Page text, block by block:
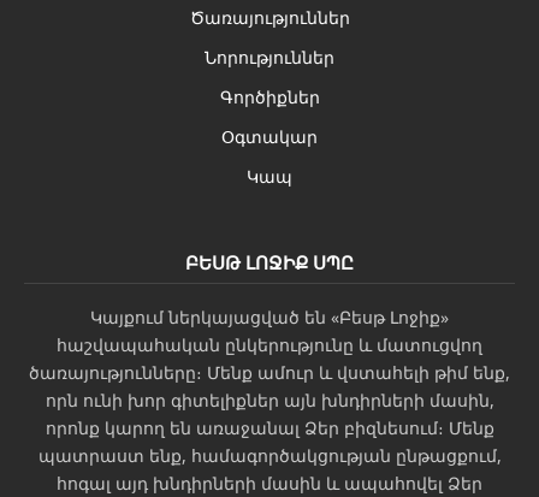
Ծառայություններ
Նորություններ
Գործիքներ
Օգտակար
Կապ
ԲԵՍԹ ԼՈՋԻՔ ՍՊԸ
Կայքում ներկայացված են «Բեսթ Լոջիք»
հաշվապահական ընկերությունը և մատուցվող
ծառայությունները։ Մենք ամուր և վստահելի թիմ ենք,
որն ունի խոր գիտելիքներ այն խնդիրների մասին,
որոնք կարող են առաջանալ Ձեր բիզնեսում։ Մենք
պատրաստ ենք, համագործակցության ընթացքում,
հոգալ այդ խնդիրների մասին և ապահովել Ձեր